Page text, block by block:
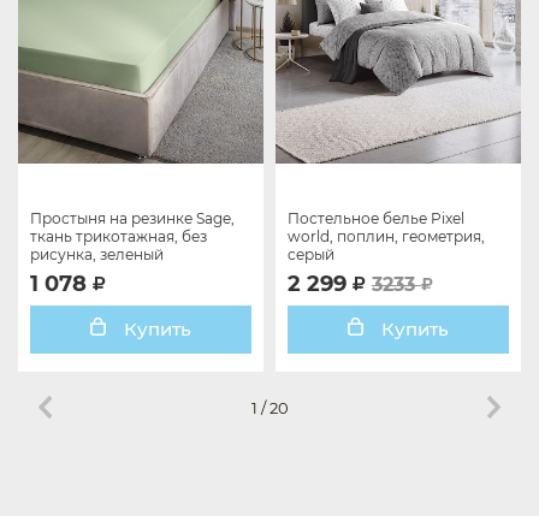
Простыня на резинке Sage,
ткань трикотажная, без
рисунка, зеленый
1 078
Купить
Постельное белье Pixel
world, поплин, геометрия,
серый
2 299
3233
Купить
1 /20